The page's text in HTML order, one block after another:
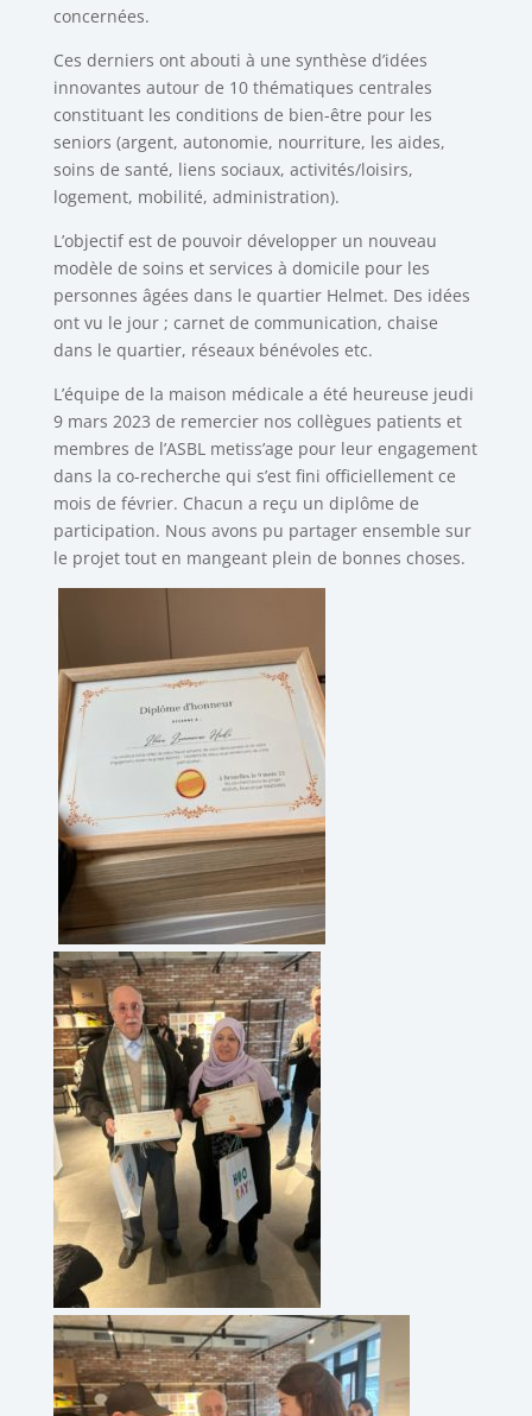
concernées.
Ces derniers ont abouti à une synthèse d’idées
innovantes autour de 10 thématiques centrales
constituant les conditions de bien-être pour les
seniors (argent, autonomie, nourriture, les aides,
soins de santé, liens sociaux, activités/loisirs,
logement, mobilité, administration).
L’objectif est de pouvoir développer un nouveau
modèle de soins et services à domicile pour les
personnes âgées dans le quartier Helmet. Des idées
ont vu le jour ; carnet de communication, chaise
dans le quartier, réseaux bénévoles etc.
L’équipe de la maison médicale a été heureuse jeudi
9 mars 2023 de remercier nos collègues patients et
membres de l’ASBL metiss’age pour leur engagement
dans la co-recherche qui s’est fini officiellement ce
mois de février. Chacun a reçu un diplôme de
participation. Nous avons pu partager ensemble sur
le projet tout en mangeant plein de bonnes choses.